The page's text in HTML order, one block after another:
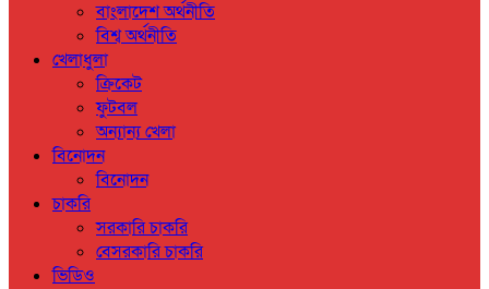
বাংলাদেশ অর্থনীতি
বিশ্ব অর্থনীতি
খেলাধুলা
ক্রিকেট
ফুটবল
অন্যান্য খেলা
বিনোদন
বিনোদন
চাকরি
সরকারি চাকরি
বেসরকারি চাকরি
ভিডিও